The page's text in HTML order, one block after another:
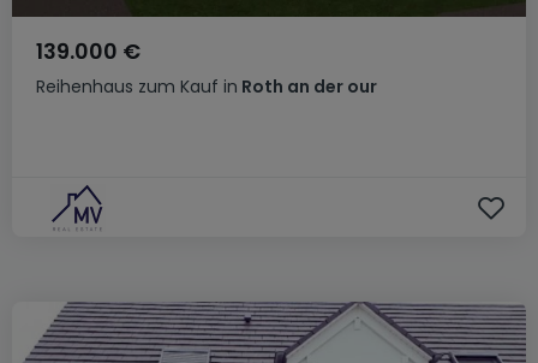
Reihenhaus zum Kauf in Roth an der our
139.000 €